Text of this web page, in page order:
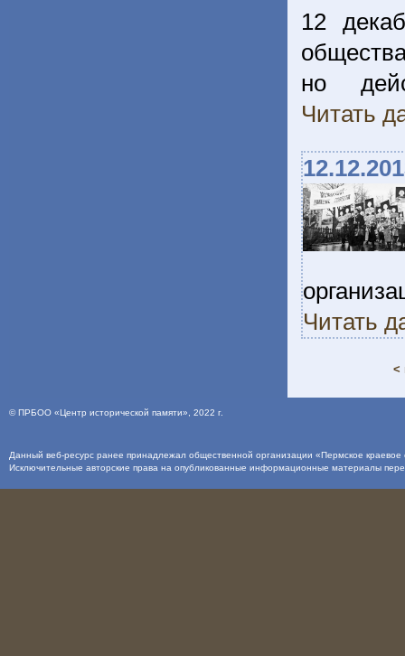
12
но
Читать
Читать
<
©ПРБОО «Центр исторической памяти» , 2022 г.
Данный веб-ресурс ранее принадлежал общественной организации «Пермское
Исключительные авторские права на опубликованные информационные материалы